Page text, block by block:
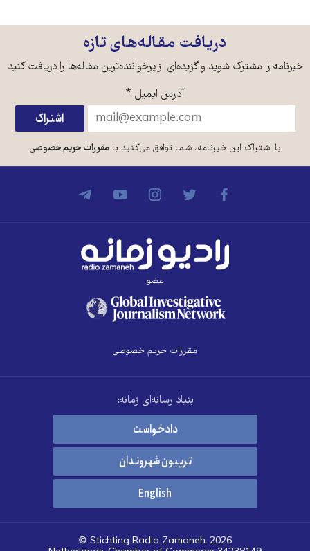
دریافت مقاله‌های تازه
خبرنامه را مشترک شوید و گزیده‌ای از پرخواننده‌ترین مقاله‌ها را دریافت کنید
آدرس ایمیل *
با اشتراک این خبرنامه، شما توافق می‌کنید بامقررات حریم خصوصی
عضو
مقررات حریم خصوصی
بنیاد رسانه‌ای زمانه:
دادخواست
تریبون شهروندان
English
© Stichting Radio Zamaneh, 2026